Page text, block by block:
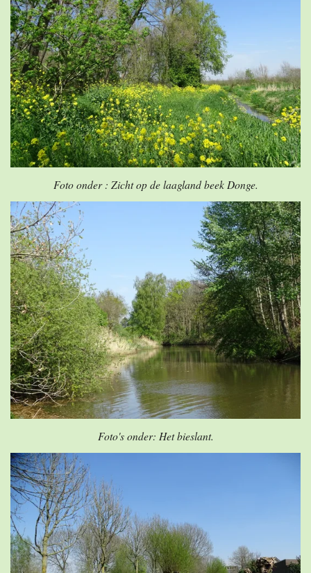
Foto onder : Zicht op de laagland beek Donge.
Foto's onder: Het bieslant.